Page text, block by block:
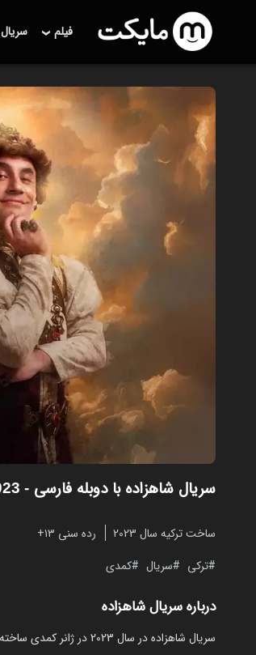
فیلم سریال
سریال شاهزاده با دوبله فارسی - The Prince 2023
ساخت ترکیه سال 2023
رده سنی ۱۳+
ترکی
سریال کمدی
درباره سریال شاهزاده
سریال شاهزاده در سال 2023 در ژانر کمدی ساخته شده است. تماشای آنلاین و رایگان The Prince از مایکت با دوبله بدون نیاز به دانلود.